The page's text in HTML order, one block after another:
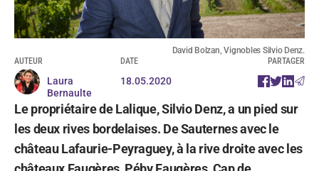
David Bolzan, Vignobles Silvio Denz.
AUTEUR
Laura
Bernaulte
DATE
18.05.2020
PARTAGER
Le propriétaire de Lalique, Silvio Denz, a un pied sur
les deux rives bordelaises. De Sauternes avec le
château Lafaurie-Peyraguey, à la rive droite avec les